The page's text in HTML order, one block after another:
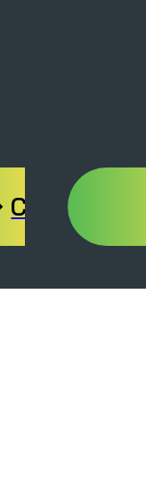
Contact